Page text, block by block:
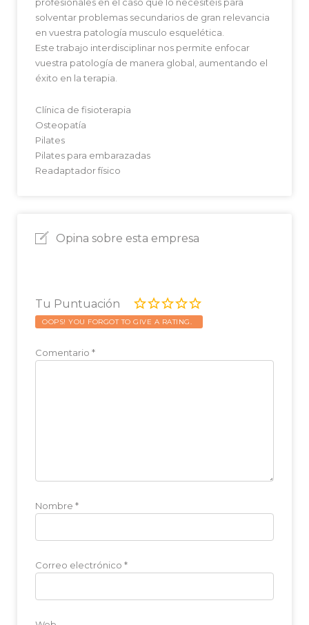
solventar problemas secundarios de gran relevancia
en vuestra patología musculo esquelética.
Este trabajo interdisciplinar nos permite enfocar
vuestra patología de manera global, aumentando el
éxito en la terapia.
Clínica de fisioterapia
Osteopatía
Pilates
Pilates para embarazadas
Readaptador físico
Opina sobre esta empresa
Tu Puntuación
OOPS! YOU FORGOT TO GIVE A RATING.
Comentario *
Nombre *
Correo electrónico *